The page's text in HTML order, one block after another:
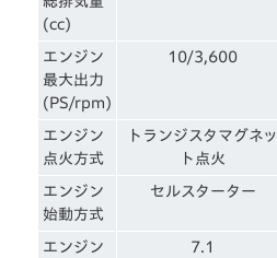
(cc)
エンジン
最大出力
(PS/rpm)
10/3,600
エンジン
点火方式
トランジスタマグネッ
ト点火
エンジン
始動方式
セルスターター
エンジン
7.1